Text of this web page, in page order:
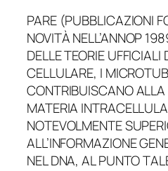
PARE (PUBBLICAZIONI
NOVITÀ NELL’ANNOP
DELLE TEORIE UFFICIALI
CELLULARE, I
CONTRIBUISCANO
MATERIA
NOTEVOLMENTE
ALL’INFORMAZIONE
NEL DNA, AL PUNTO